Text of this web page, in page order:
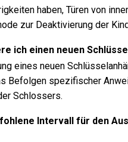
haben, Türen von
zur Deaktivierung der
ich einen neuen
eines neuen
Befolgen spezifischer
Schlossers.
Intervall für den